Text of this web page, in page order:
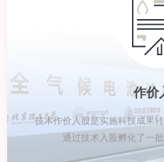
作价
技术作价入股是实施科技成果
通过技术入股孵化了一